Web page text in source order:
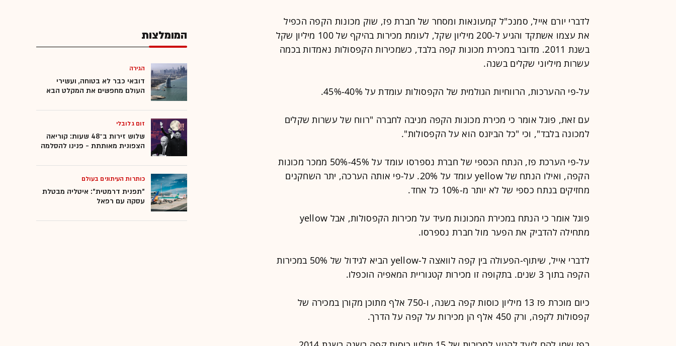
לדברי יורם אייל, סמנכ"ל קמעונאות ומסחר של חברת פז, שוק מכונות הקפה הכפיל
את עצמו אשתקד והגיע ל-200 מיליון שקל, לעומת מכירות בהיקף של 100 מיליון שקל
בשנת 2011. מדובר במכירת מכונות קפה בלבד, כשמכירות הקפסולות נאמדות בכמה
עשרות מיליוני שקלים בשנה.
על-פי ההערכות, הרווחיות הגולמית של הקפסולות עומדת על 40%-45%.
עם זאת, פוגל אומר כי מכירת מכונות הקפה מניבה לחברה "רווח של עשרות שקלים
למכונה בלבד", וכי "כל הביזנס הוא על הקפסולות".
על-פי הערכת פז, הנתח הכספי של חברת נספרסו עומד על 45%-50% ממכר מכונות
הקפה, ואילו הנתח של yellow עומד על 20%. על-פי אותה הערכה, יתר השחקנים
מחזיקים בנתח כספי של לא יותר מ-10% כל אחד.
פוגל אומר כי הנתח במכירת המכונות מעיד על מכירות הקפסולות, אבל yellow
מתחילה להדביק את הפער מול חברת נספרסו.
לדברי אייל, שיתוף-הפעולה בין קפה לוואצה ל-yellow הביא לגידול של 50% במכירות
הקפה בתוך 3 שנים. בתקופה זו מכירות קטגוריית המאפיה הוכפלו.
כיום מוכרת פז 13 מיליון כוסות קפה בשנה, ו-750 אלף מתוכן מקורן במכירה של
קפסולות לקפה, ורק 450 אלף הן מכירות על קפה על הדרך.
המומלצות
הגירה
דובאי כבר לא בטוחה, ועשירי
העולם מחפשים את המקלט הבא
זום גלובלי
שלוש זירות ב־48 שעות: קוריאה
הצפונית מאותתת - פנינו להסלמה
כותרות העיתונים בעולם
"תפנית דרמטית": איטליה מבטלת
עסקה עם רפאל